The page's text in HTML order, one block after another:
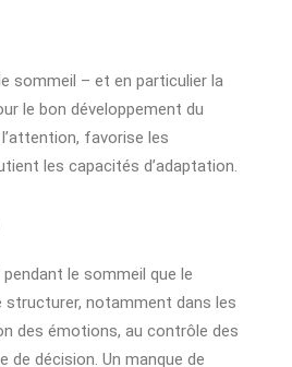
sommeil – et en particulier la
le bon développement du
favorise les
les capacités d’adaptation.
pendant le sommeil que le
structurer, notamment dans les
des émotions, au contrôle des
de décision. Un manque de